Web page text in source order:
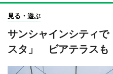
見る・遊ぶ
サンシャインシティで
スタ」 ビアテラスも